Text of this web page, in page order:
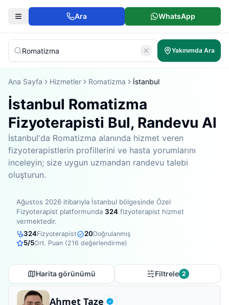
Ara WhatsApp
Yakınımda Ara
Ana Sayfa Hizmetler Romatizma İstanbul
İstanbul Romatizma
Fizyoterapisti Bul, Randevu Al
İstanbul'da Romatizma alanında hizmet veren
fizyoterapistlerin profillerini ve hasta yorumlarını
inceleyin; size uygun uzmandan randevu talebi
oluşturun.
Ağustos 2026 itibarıyla İstanbul bölgesinde Özel
Fizyoterapist platformunda 324 fizyoterapist hizmet
vermektedir.
324Fizyoterapist 20Doğrulanmış
5/5Ort. Puan (216 değerlendirme)
Harita görünümü Filtrele 2
Ahmet Taze
Fizyoterapist